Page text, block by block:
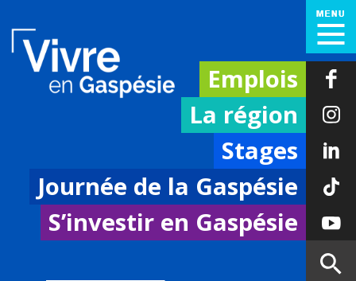
Emplois
La région
Stages
Journée de la Gaspésie
S’investir en Gaspésie